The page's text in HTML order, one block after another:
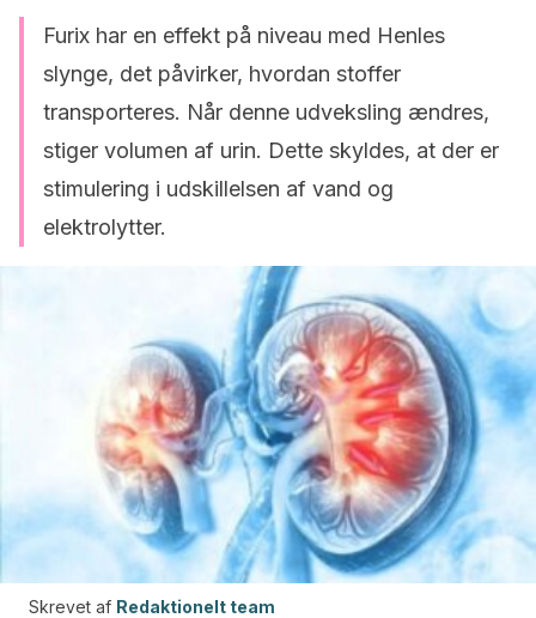
Furix har en effekt på niveau med Henles
slynge, det påvirker, hvordan stoffer
transporteres. Når denne udveksling ændres,
stiger volumen af urin. Dette skyldes, at der er
stimulering i udskillelsen af vand og
elektrolytter.
Skrevet af Redaktionelt team